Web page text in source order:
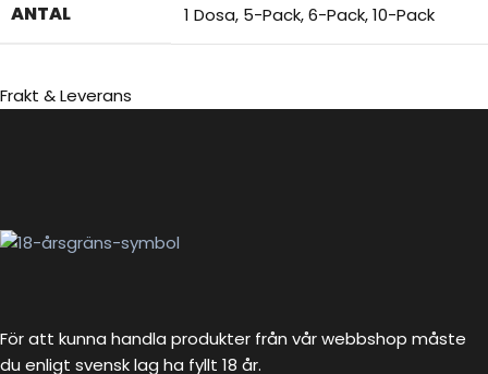
ANTAL 1 Dosa, 5-Pack,6-Pack,10-Pack
Frakt & Leverans
För att kunna handla produkter från vår webbshop måste
du enligt svensk lag ha fyllt 18 år.